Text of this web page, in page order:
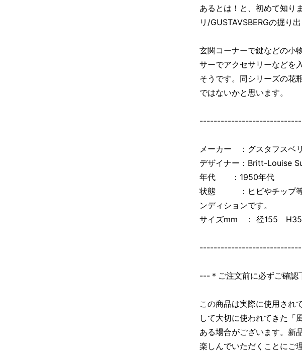
あるとは！と、初めて知り
リ/GUSTAVSBERGの掘り
玄関コーナーで鍵などの小
サーでアクセサリーなどを
そうです。同シリーズの花
ではないかと思います。
メーカー ：グスタフスベ
デザイナー：Britt-Louise
年代 ：1950年代
状態 ：ヒビやチップ等の
ンディションです。
サイズmm ： 径155 H35
---＊ご注文前に必ずご確
この商品は実際に使用され
して大切に使われてきた「
ある場合がございます。新
楽しんでいただくことにご